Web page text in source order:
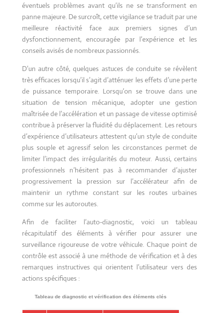
éventuels problèmes avant qu’ils ne se transforment en
panne majeure. De surcroît, cette vigilance se traduit par une
meilleure réactivité face aux premiers signes d’un
dysfonctionnement, encouragée par l’expérience et les
conseils avisés de nombreux passionnés.
D’un autre côté, quelques astuces de conduite se révèlent
très efficaces lorsqu’il s’agit d’atténuer les effets d’une perte
de puissance temporaire. Lorsqu’on se trouve dans une
situation de tension mécanique, adopter une gestion
maîtrisée de l’accélération et un passage de vitesse optimisé
contribue à préserver la fluidité du déplacement. Les retours
d’expérience d’utilisateurs attestent qu’un style de conduite
plus souple et agressif selon les circonstances permet de
limiter l’impact des irrégularités du moteur. Aussi, certains
professionnels n’hésitent pas à recommander d’ajuster
progressivement la pression sur l’accélérateur afin de
maintenir un rythme constant sur les routes urbaines
comme sur les autoroutes.
Afin de faciliter l’auto-diagnostic, voici un tableau
récapitulatif des éléments à vérifier pour assurer une
surveillance rigoureuse de votre véhicule. Chaque point de
contrôle est associé à une méthode de vérification et à des
remarques instructives qui orientent l’utilisateur vers des
actions spécifiques :
Tableau de diagnostic et vérification des éléments clés